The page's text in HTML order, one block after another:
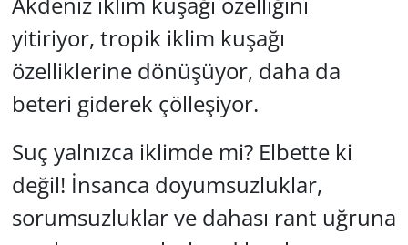
yitiriyor, tropik iklim kuşağı
özelliklerine dönüşüyor, daha da
beteri giderek çölleşiyor.
Suç yalnızca iklimde mi? Elbette ki
değil! İnsanca doyumsuzluklar,
sorumsuzluklar ve dahası rant uğruna